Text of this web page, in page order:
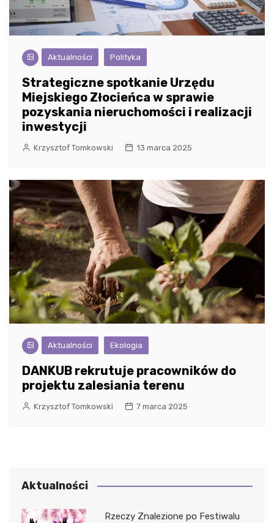
Aktualności Polityka
Strategiczne spotkanie Urzędu
Miejskiego Złocieńca w sprawie
pozyskania nieruchomości i realizacji
inwestycji
Krzysztof Tomkowski 13 marca 2025
Aktualności Ekologia
DANKUB rekrutuje pracowników do
projektu zalesiania terenu
Krzysztof Tomkowski 7 marca 2025
Aktualności
Rzeczy Znalezione po Festiwalu